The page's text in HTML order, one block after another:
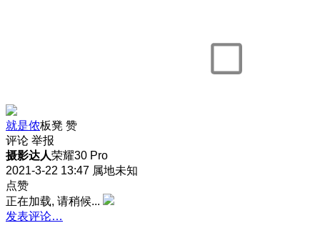
就是侬板凳 赞
评论 举报
摄影达人荣耀30 Pro
2021-3-22 13:47 属地未知
点赞
正在加载, 请稍候...
发表评论…